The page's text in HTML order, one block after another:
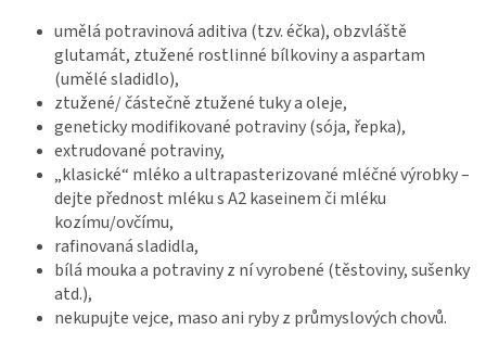
umělá potravinová aditiva (tzv. éčka), obzvláště
glutamát, ztužené rostlinné bílkoviny a aspartam
(umělé sladidlo),
ztužené/ částečně ztužené tuky a oleje,
geneticky modifikované potraviny (sója, řepka),
extrudované potraviny,
„klasické“ mléko a ultrapasterizované mléčné výrobky –
dejte přednost mléku s A2 kaseinem či mléku
kozímu/ovčímu,
rafinovaná sladidla,
bílá mouka a potraviny z ní vyrobené (těstoviny, sušenky
atd.),
nekupujte vejce, maso ani ryby z průmyslových chovů.